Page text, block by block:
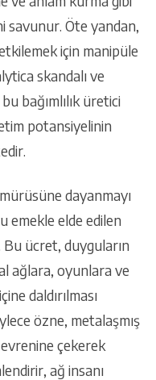
savunur. Öte yandan,
için manipüle
skandalı ve
bağımlılık üretici
potansiyelinin
dayanmayı
emekle elde edilen
ücret, duyguların
ağlara, oyunlara ve
daldırılması
özne, metalaşmış
çekerek
ağ insanı